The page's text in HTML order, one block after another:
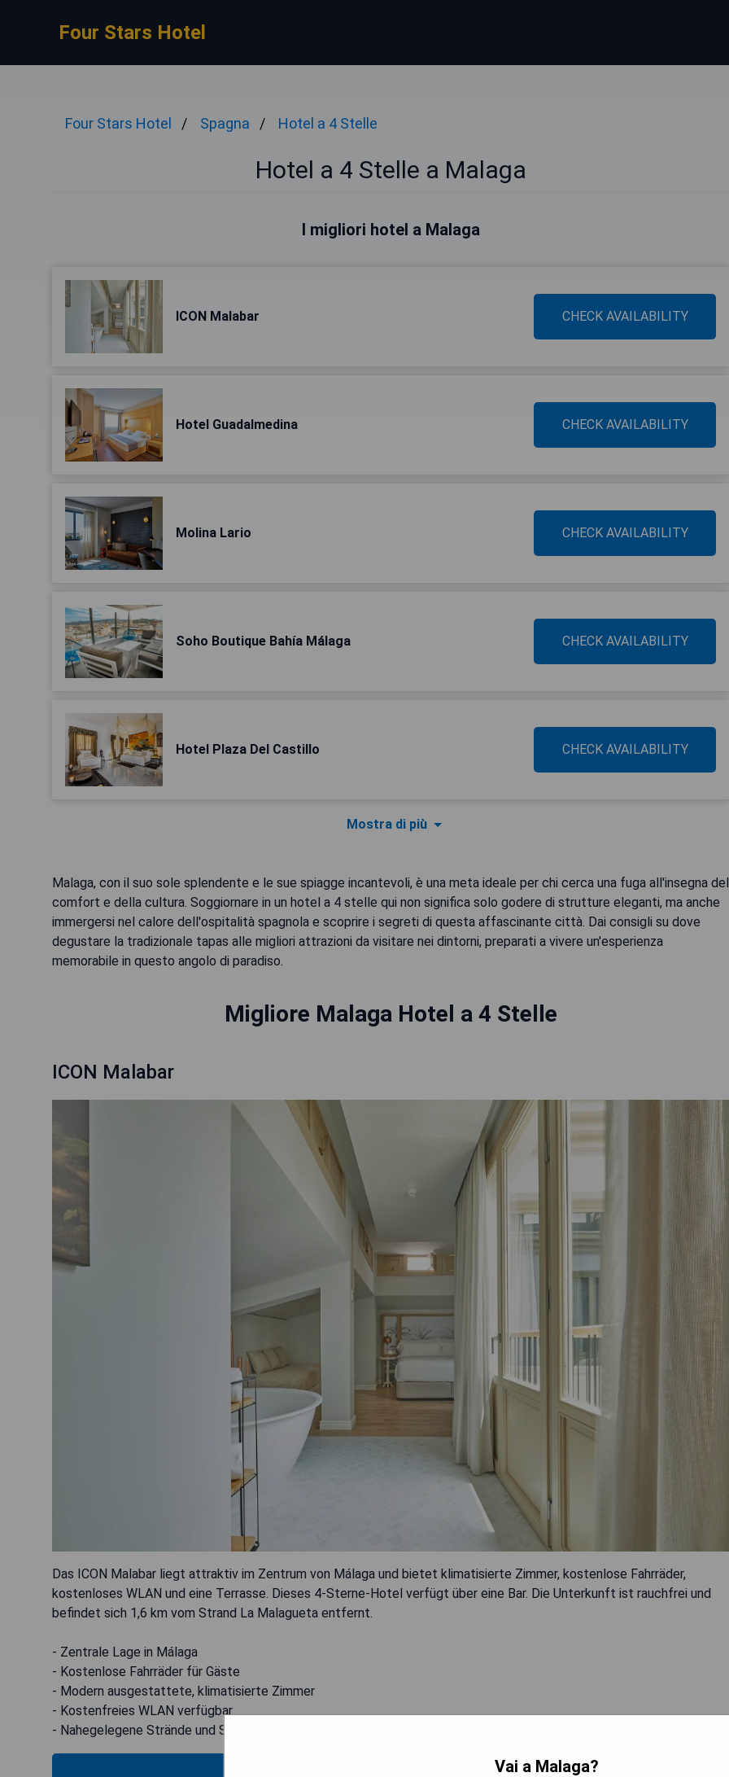
Four Stars Hotel
Four Stars Hotel Spagna Hotel a 4 Stelle
Hotel a 4 Stelle a Malaga
I migliori hotel a Malaga
ICON Malabar CHECK AVAILABILITY
Hotel Guadalmedina CHECK AVAILABILITY
Molina Lario CHECK AVAILABILITY
Soho Boutique Bahía Málaga CHECK AVAILABILITY
Hotel Plaza Del Castillo CHECK AVAILABILITY
Mostra di più
Malaga, con il suo sole splendente e le sue spiagge incantevoli, è una meta ideale per chi cerca una fuga all'insegna del
comfort e della cultura. Soggiornare in un hotel a 4 stelle qui non significa solo godere di strutture eleganti, ma anche
immergersi nel calore dell'ospitalità spagnola e scoprire i segreti di questa affascinante città. Dai consigli su dove
degustare la tradizionale tapas alle migliori attrazioni da visitare nei dintorni, preparati a vivere un'esperienza
memorabile in questo angolo di paradiso.
Migliore Malaga Hotel a 4 Stelle
ICON Malabar
Das ICON Malabar liegt attraktiv im Zentrum von Málaga und bietet klimatisierte Zimmer, kostenlose Fahrräder,
kostenloses WLAN und eine Terrasse. Dieses 4-Sterne-Hotel verfügt über eine Bar. Die Unterkunft ist rauchfrei und
befindet sich 1,6 km vom Strand La Malagueta entfernt.
- Zentrale Lage in Málaga
- Kostenlose Fahrräder für Gäste
- Modern ausgestattete, klimatisierte Zimmer
- Kostenfreies WLAN verfügbar
- Nahegelegene Strände und Sehenswürdigkeiten
Vai a Malaga?